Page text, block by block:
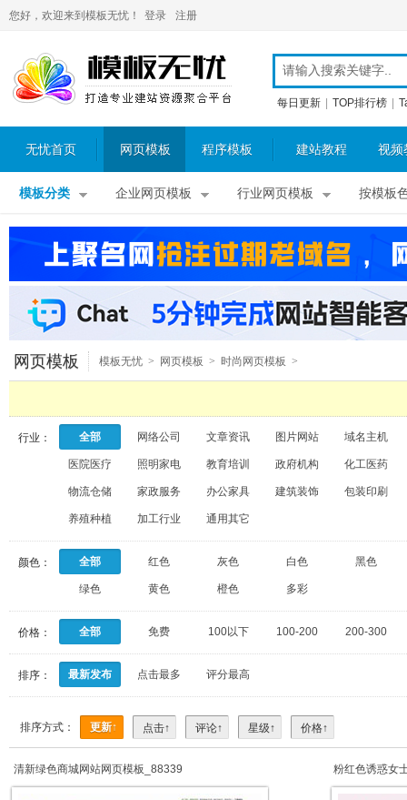
您好，欢迎来到模板无忧！ 登录 注册
每日更新 TOP排行榜
无忧首页 网页模板 程序模板 建站教程 视频
模板分类 企业网页模板 行业网页模板 按模板
网页模板 模板无忧 > 网页模板 > 时尚网页模板 >
行业： 全部 网络公司 文章资讯 图片网站 域名主机
医院医疗 照明家电 教育培训 政府机构 化工医药
物流仓储 家政服务 办公家具 建筑装饰 包装印刷
养殖种植 加工行业 通用其它
颜色： 全部 红色 灰色 白色 黑色
绿色 黄色 橙色 多彩
价格： 全部 免费 100以下 100-200 200-300
排序： 最新发布 点击最多 评分最高
排序方式： 更新↑ 点击↑ 评论↑ 星级↑ 价格↑
清新绿色商城网站网页模板_88339 粉红色诱惑女